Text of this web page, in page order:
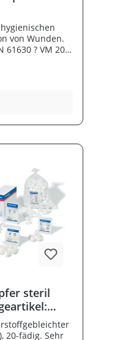
von Wunden.
61630 ? VM 20,
% Baumwolle.
steril
gauze,
20-fädig. Sehr